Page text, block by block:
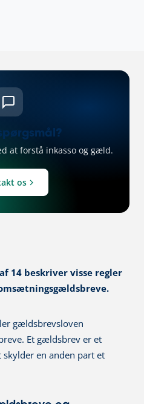
14 beskriver visse regler
gældsbrevsloven
Et gældsbrev er et
en anden part et
at forstå inkasso og gæld.
os